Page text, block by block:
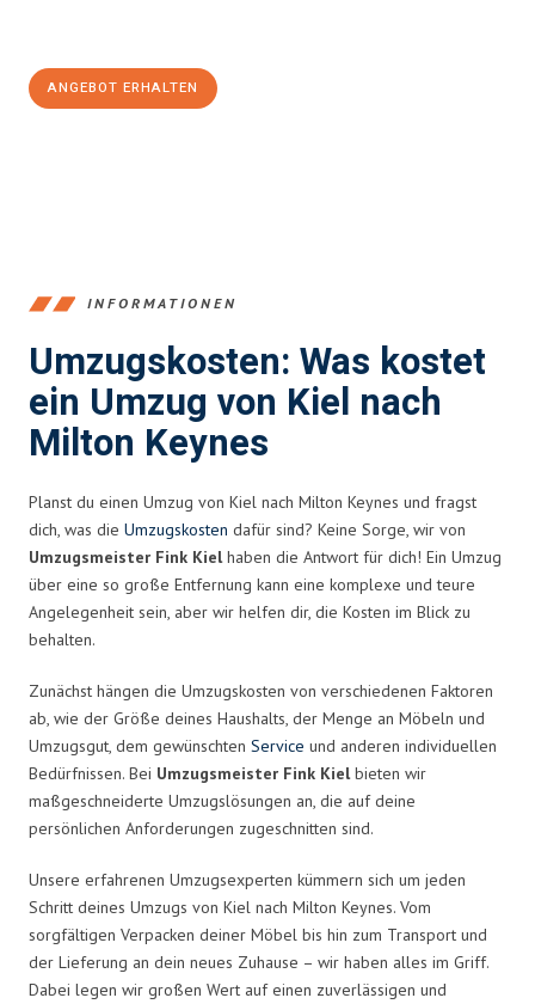
ANGEBOT ERHALTEN
INFORMATIONEN
Umzugskosten: Was kostet
ein Umzug von Kiel nach
Milton Keynes
Planst du einen Umzug von Kiel nach Milton Keynes und fragst
dich, was die Umzugskosten dafür sind? Keine Sorge, wir von
Umzugsmeister Fink Kielhaben die Antwort für dich! Ein Umzug
über eine so große Entfernung kann eine komplexe und teure
Angelegenheit sein, aber wir helfen dir, die Kosten im Blick zu
behalten.
Zunächst hängen die Umzugskosten von verschiedenen Faktoren
ab, wie der Größe deines Haushalts, der Menge an Möbeln und
Umzugsgut, dem gewünschten Service und anderen individuellen
Bedürfnissen. Bei Umzugsmeister Fink Kielbieten wir
maßgeschneiderte Umzugslösungen an, die auf deine
persönlichen Anforderungen zugeschnitten sind.
Unsere erfahrenen Umzugsexperten kümmern sich um jeden
Schritt deines Umzugs von Kiel nach Milton Keynes. Vom
sorgfältigen Verpacken deiner Möbel bis hin zum Transport und
der Lieferung an dein neues Zuhause – wir haben alles im Griff.
Dabei legen wir großen Wert auf einen zuverlässigen und